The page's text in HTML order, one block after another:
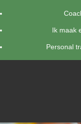
Ik maak
Personal